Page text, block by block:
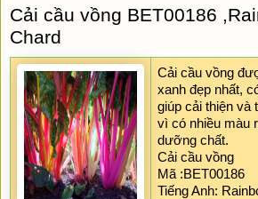
Cải cầu vồng BET00186
Chard
Cải cầu vồng
xanh đẹp nhất,
giúp cải thiện
vì có nhiều màu
dưỡng chất.
Cải cầu vồng
Mã :BET00186
Tiếng Anh: